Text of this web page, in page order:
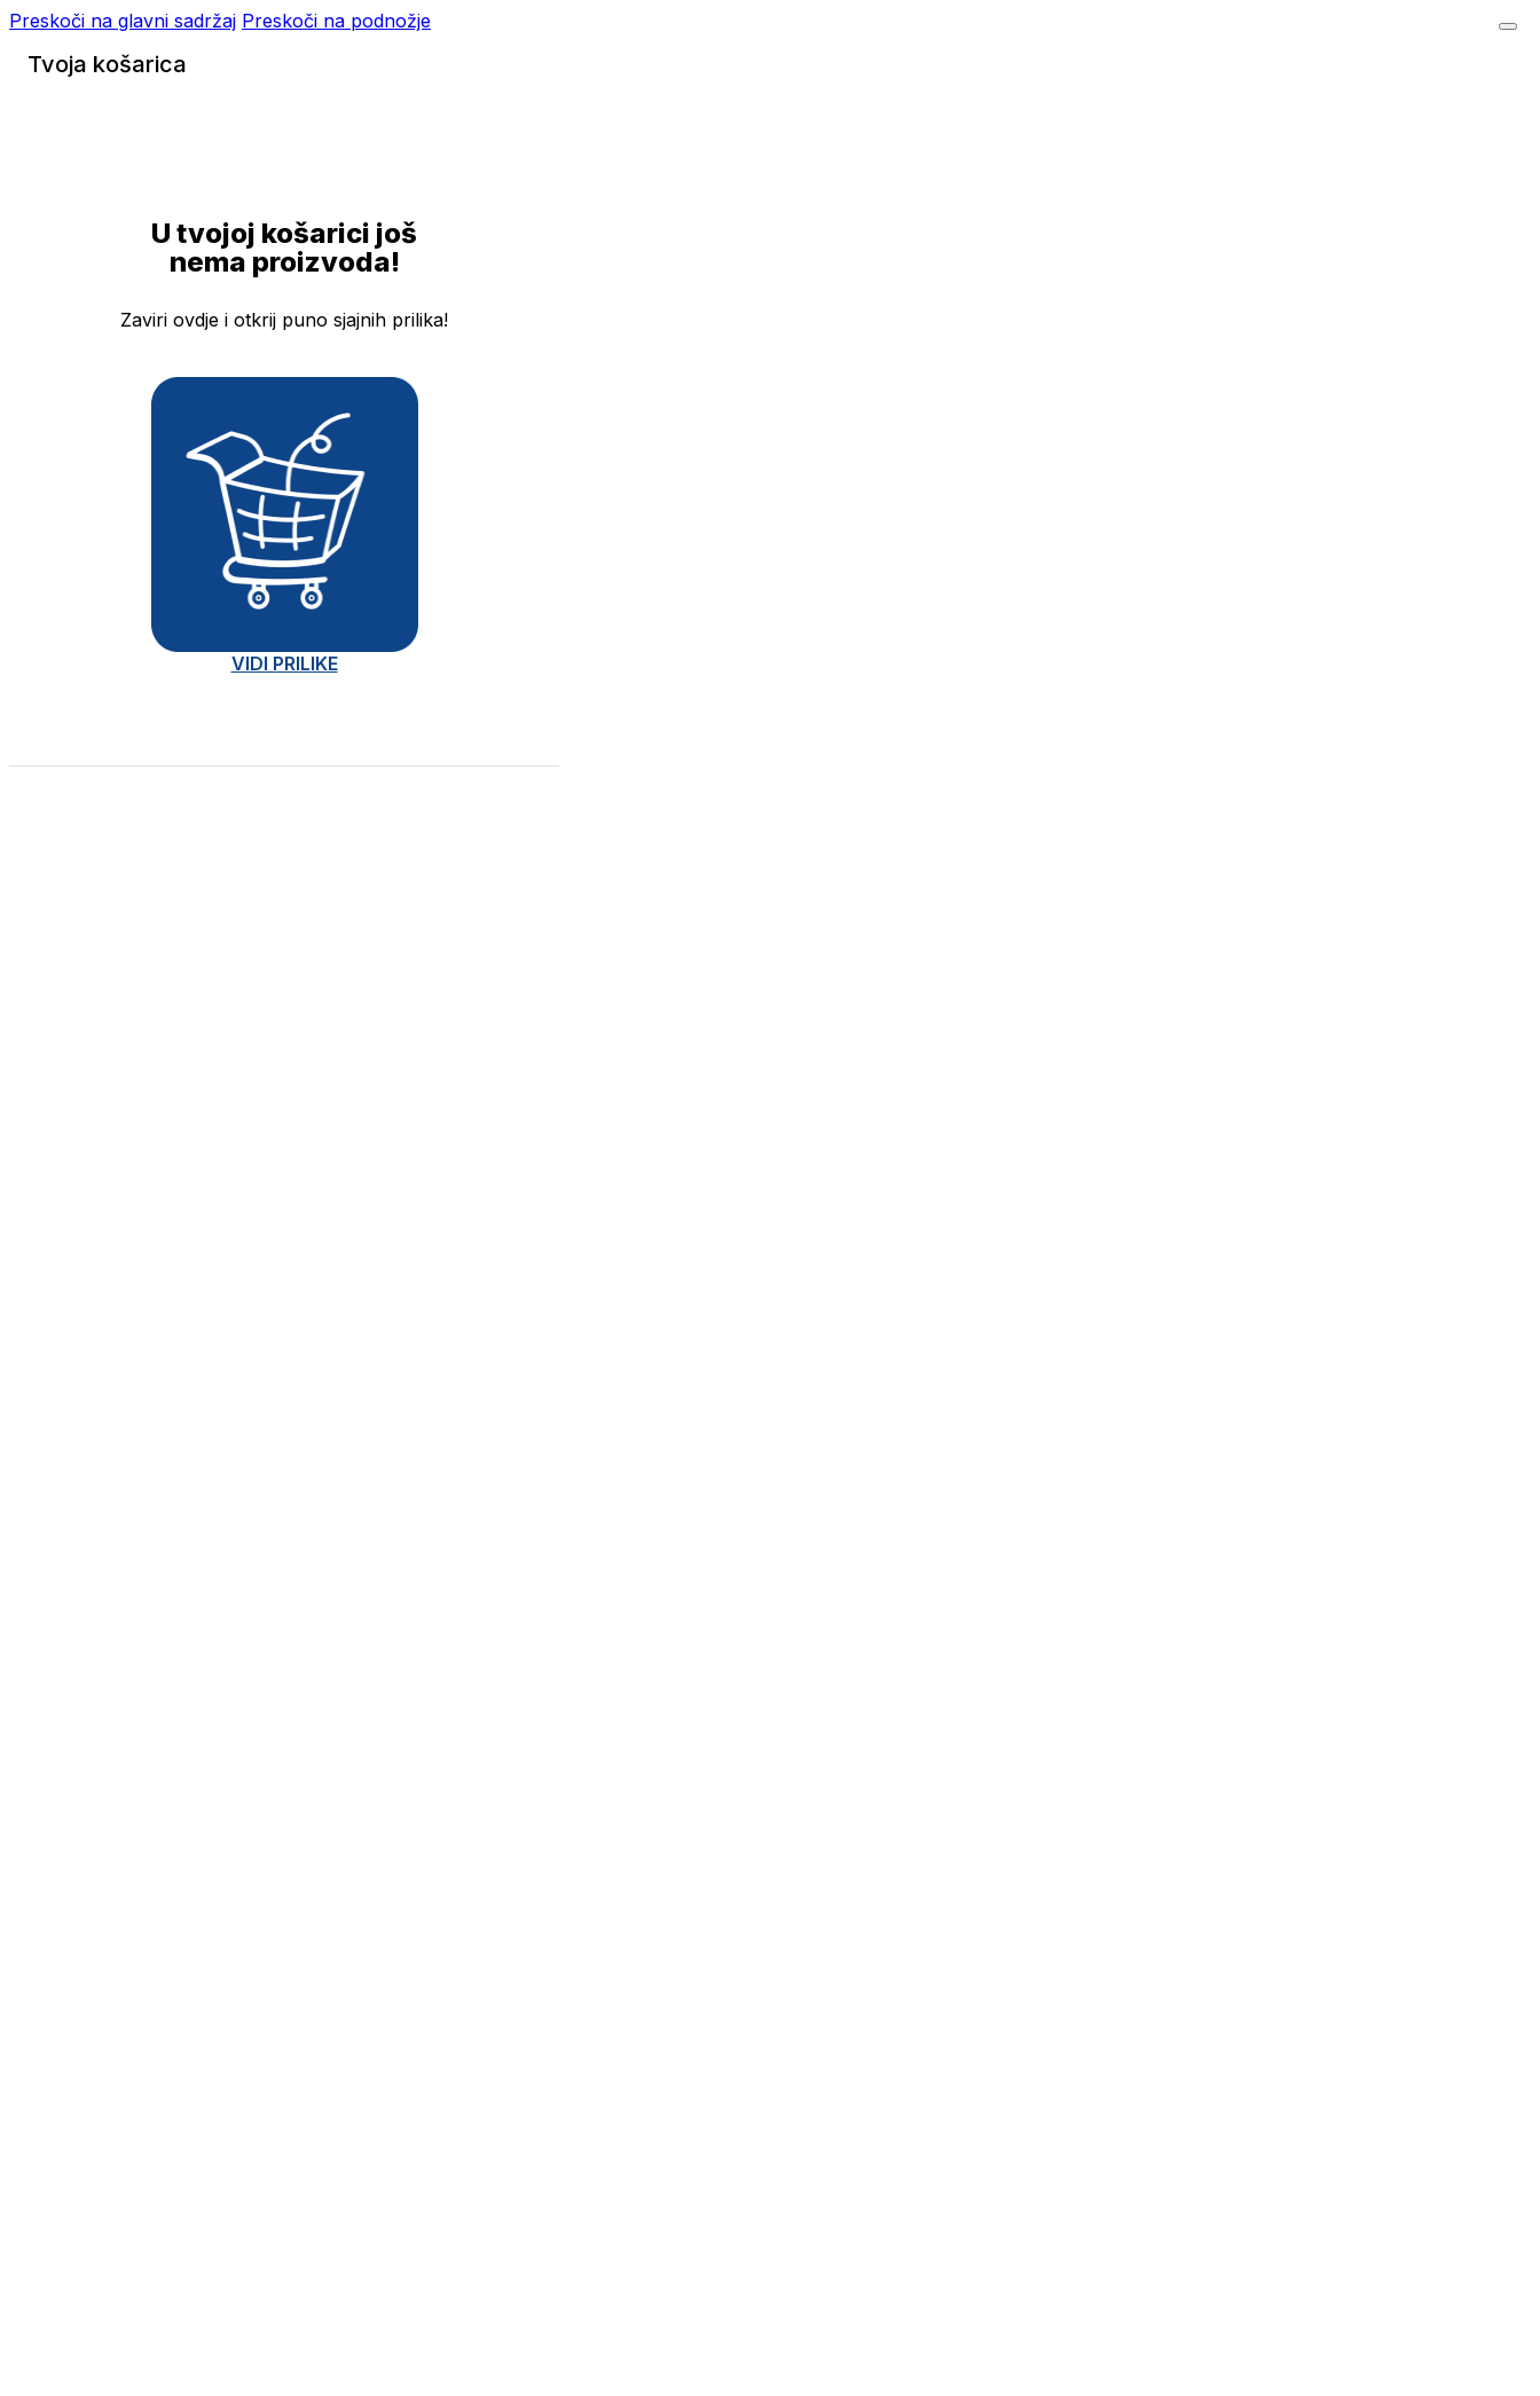
Preskoči na glavni sadržaj Preskoči na podnožje
Tvoja košarica
U tvojoj košarici još
nema proizvoda!
Zaviri ovdje i otkrij puno sjajnih prilika!
VIDI PRILIKE